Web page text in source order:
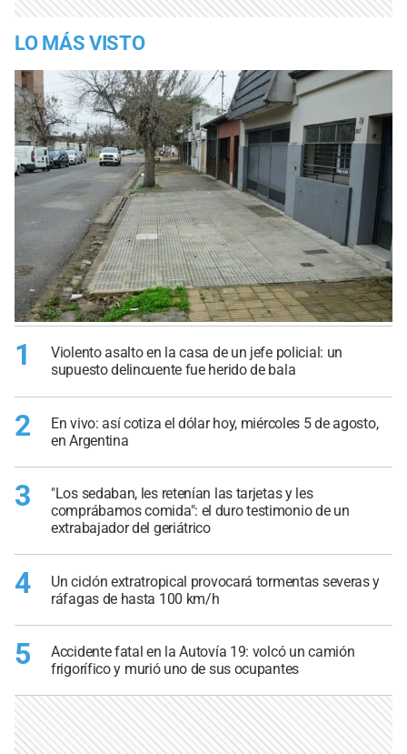
LO MÁS VISTO
1
Violento asalto en la casa de un jefe policial: un
supuesto delincuente fue herido de bala
2
En vivo: así cotiza el dólar hoy, miércoles 5 de agosto,
en Argentina
3
"Los sedaban, les retenían las tarjetas y les
comprábamos comida": el duro testimonio de un
extrabajador del geriátrico
4
Un ciclón extratropical provocará tormentas severas y
ráfagas de hasta 100 km/h
5
Accidente fatal en la Autovía 19: volcó un camión
frigorífico y murió uno de sus ocupantes